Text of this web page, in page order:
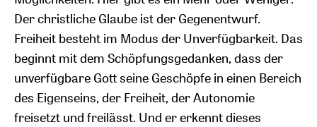
Der christliche Glaube ist der Gegenentwurf.
Freiheit besteht im Modus der Unverfügbarkeit. Das
beginnt mit dem Schöpfungsgedanken, dass der
unverfügbare Gott seine Geschöpfe in einen Bereich
des Eigenseins, der Freiheit, der Autonomie
freisetzt und freilässt. Und er erkennt dieses